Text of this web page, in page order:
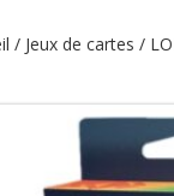
/ Jeux de cartes /